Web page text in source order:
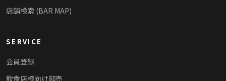
店舗検索 (BAR MAP)
SERVICE
会員登録
飲食店様向け卸売